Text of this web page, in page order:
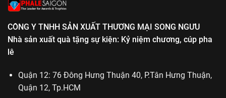
CÔNG Y TNHH SẢN XUẤT THƯƠNG MẠI SONG NGƯU
Nhà sản xuất quà tặng sự kiện: Kỷ niệm chương, cúp pha
lê
Quận 12: 76 Đông Hưng Thuận 40, P.Tân Hưng Thuận,
Quận 12, Tp.HCM